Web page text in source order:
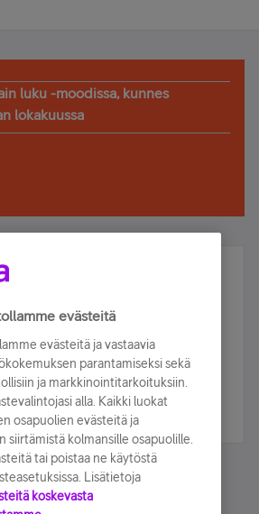
luku -moodissa, kunnes
lokakuussa
osallistu ja voita!
ja olet mukana arvonnassa.
evästeitä
evästeitä ja vastaavia
parantamiseksi sekä
ja markkinointitarkoituksiin.
alla. Kaikki luokat
osapuolien evästeitä ja
siirtämistä kolmansille osapuolille.
tai poistaa ne käytöstä
Lisätietoja
koskevasta